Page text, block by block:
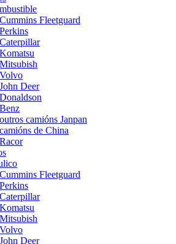
Fleetguard
Deer
camións Janpan
de China
Fleetguard
Deer